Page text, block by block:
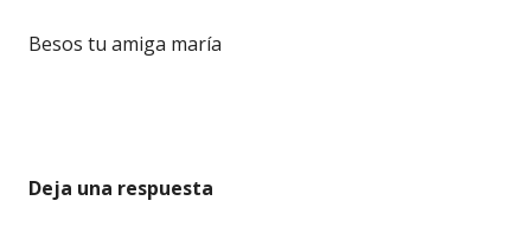
Besos tu amiga maría
Deja una respuesta